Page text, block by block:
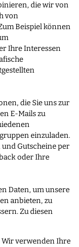
die wir von
von
Beispiel können
Ihre Interessen
die Sie uns zur
E-Mails zu
einzuladen.
Gutscheine per
oder Ihre
Daten, um unsere
anbieten, zu
Zu diesen
verwenden Ihre